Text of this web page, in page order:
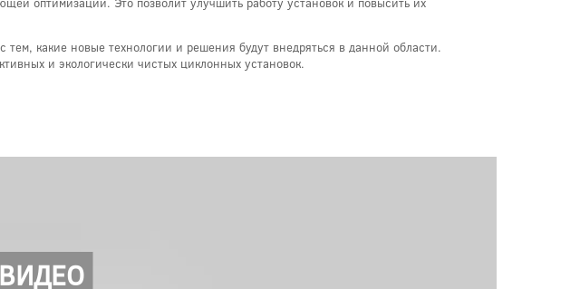
какие новые технологии и решения будут внедряться в данной области.
и экологически чистых циклонных установок.